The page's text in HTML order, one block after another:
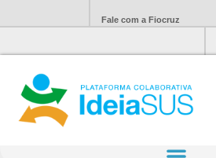
Fale com a Fiocruz